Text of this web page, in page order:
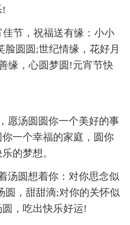
!
节，祝福送有缘：小小
圆圆;世纪情缘，花好月
缘，心圆梦圆!元宵节快
愿汤圆圆你一个美好的事
一个幸福的家庭，圆你
的梦想。
汤圆想着你：对你思念似
圆，甜甜滴;对你的关怀似
，吃出快乐好运!